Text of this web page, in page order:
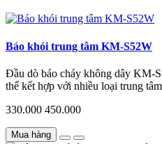
Báo khói trung tâm KM-S52W
Đầu dò báo cháy không dây KM-
thể kết hợp với nhiều loại trung
330.000 450.000
Mua hàng